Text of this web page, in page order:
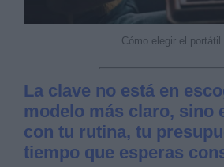
Cómo elegir el
La clave no está en
modelo más claro, sino
con tu rutina, tu
tiempo que esperas